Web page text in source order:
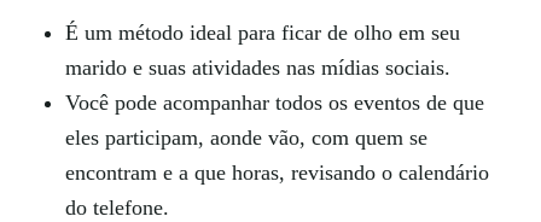
É um método ideal para ficar de olho em seu
marido e suas atividades nas mídias sociais.
Você pode acompanhar todos os eventos de que
eles participam, aonde vão, com quem se
encontram e a que horas, revisando o calendário
do telefone.